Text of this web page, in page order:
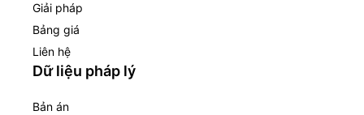
Giải pháp
Bảng giá
Liên hệ
Dữ liệu pháp lý
Bản án